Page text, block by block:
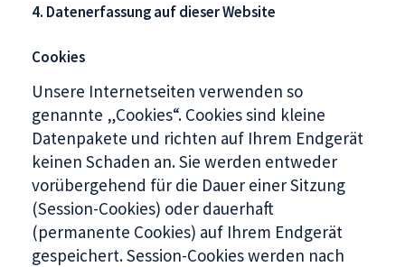
4. Datenerfassung auf dieser Website
Cookies
Unsere Internetseiten verwenden so
genannte „Cookies“. Cookies sind kleine
Datenpakete und richten auf Ihrem Endgerät
keinen Schaden an. Sie werden entweder
vorübergehend für die Dauer einer Sitzung
(Session-Cookies) oder dauerhaft
(permanente Cookies) auf Ihrem Endgerät
gespeichert. Session-Cookies werden nach